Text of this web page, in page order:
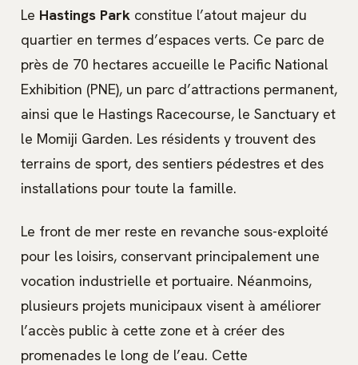
Le Hastings Park constitue l’atout majeur du
quartier en termes d’espaces verts. Ce parc de
près de 70 hectares accueille le Pacific National
Exhibition (PNE), un parc d’attractions permanent,
ainsi que le Hastings Racecourse, le Sanctuary et
le Momiji Garden. Les résidents y trouvent des
terrains de sport, des sentiers pédestres et des
installations pour toute la famille.
Le front de mer reste en revanche sous-exploité
pour les loisirs, conservant principalement une
vocation industrielle et portuaire. Néanmoins,
plusieurs projets municipaux visent à améliorer
l’accès public à cette zone et à créer des
promenades le long de l’eau. Cette